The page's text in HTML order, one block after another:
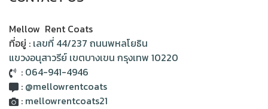
Mellow Rent Coats
ที่อยู่ : เลขที่ 44/237 ถนนพหลโยธิน
แขวงอนุสาวรีย์ เขตบางเขน กรุงเทพ 10220
: 064-941-4946
: @mellowrentcoats
: mellowrentcoats21